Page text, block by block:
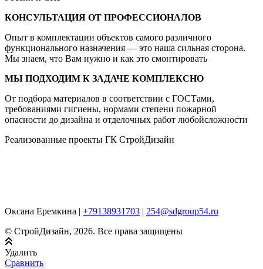
КОНСУЛЬТАЦИЯ ОТ ПРОФЕССИОНАЛОВ
Опыт в комплектации объектов самого различного
функционального назначения — это наша сильная сторона.
Мы знаем, что Вам нужно и как это смонтировать
МЫ ПОДХОДИМ К ЗАДАЧЕ КОМПЛЕКСНО
От подбора материалов в соответствии с ГОСТами,
требованиями гигиены, нормами степени пожарной
опасности до дизайна и отделочных работ любойсложности
Реализованные проекты ГК СтройДизайн
Оксана Еремкина | +79138931703 | 254@sdgroup54.ru
© СтройДизайн, 2026. Все права защищены
Удалить
Сравнить